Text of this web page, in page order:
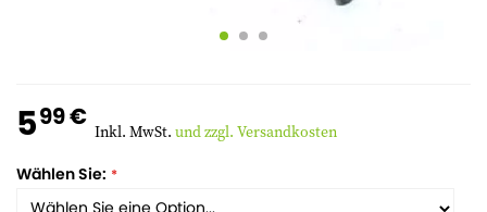
599 € Inkl. MwSt. und zzgl. Versandkosten
Wählen Sie: